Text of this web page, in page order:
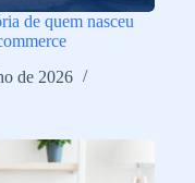
de quem nasceu
de 2026